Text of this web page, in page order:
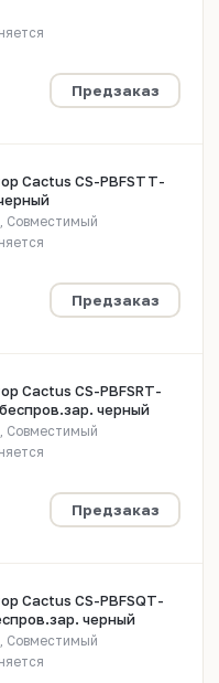
Предзаказ
Cactus CS-PBFSTT-
Совместимый
Предзаказ
Cactus CS-PBFSRT-
черный
Совместимый
Предзаказ
Cactus CS-PBFSQT-
черный
Совместимый